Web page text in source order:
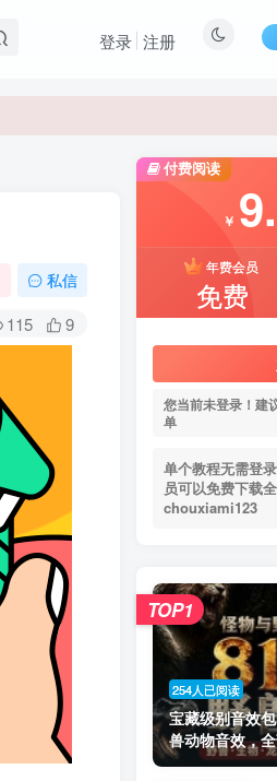
登录 注册
私信
115 9
付费阅读
￥
年费会员
免费
您当前未登录！建
单
单个教程无需登
员可以免费下载
chouxiami123
254人已阅读
宝藏级别音效
兽动物音效，
TOP1